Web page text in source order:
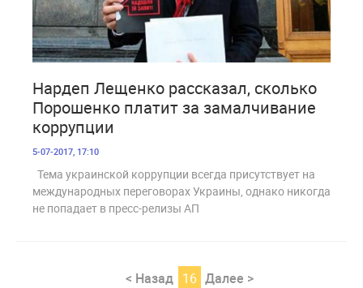
Нардеп Лещенко рассказал, сколько
Порошенко платит за замалчивание
коррупции
5-07-2017, 17:10
Тема украинской коррупции всегда присутствует на
международных переговорах Украины, однако никогда
не попадает в пресс-релизы АП
< Назад 16 Далее >